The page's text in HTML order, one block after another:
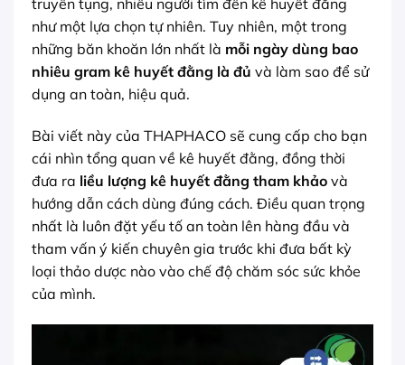
truyền tụng, nhiều người tìm đến kê huyết đằng
như một lựa chọn tự nhiên. Tuy nhiên, một trong
những băn khoăn lớn nhất là mỗi ngày dùng bao
nhiêu gram kê huyết đằng là đủ và làm sao để sử
dụng an toàn, hiệu quả.
Bài viết này của THAPHACO sẽ cung cấp cho bạn
cái nhìn tổng quan về kê huyết đằng, đồng thời
đưa ra liều lượng kê huyết đằng tham khảo và
hướng dẫn cách dùng đúng cách. Điều quan trọng
nhất là luôn đặt yếu tố an toàn lên hàng đầu và
tham vấn ý kiến chuyên gia trước khi đưa bất kỳ
loại thảo dược nào vào chế độ chăm sóc sức khỏe
của mình.